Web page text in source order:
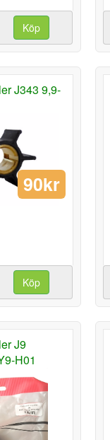
Köp
J343 9,9-
90kr
Köp
J9
H01